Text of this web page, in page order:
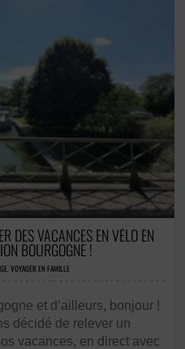
/ 0 VOTES
DES VACANCES EN VÉLO EN
BOURGOGNE !
,VOYAGER EN FAMILLE
et d’ailleurs, bonjour !
décidé de relever un
vacances, en direct avec